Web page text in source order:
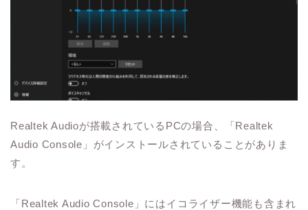
Realtek Audioが搭載されているPCの場合、「Realtek
Audio Console」がインストールされていることがありま
す。
「Realtek Audio Console」にはイコライザー機能も含まれ